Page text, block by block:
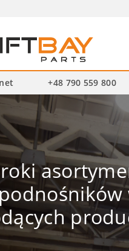
+48 790 559 800